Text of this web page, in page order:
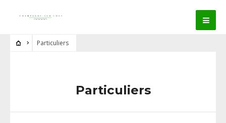
Particuliers
Particuliers